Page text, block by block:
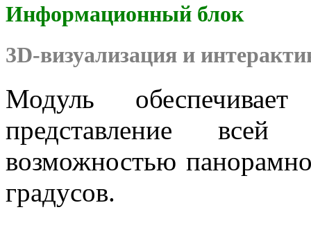
Информационный блок
3D-визуализация и
Модуль обеспечивает
представление
возможностью
градусов.